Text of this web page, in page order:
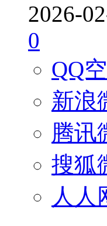
2026-
0
QQ
新浪
腾讯
搜狐
人人